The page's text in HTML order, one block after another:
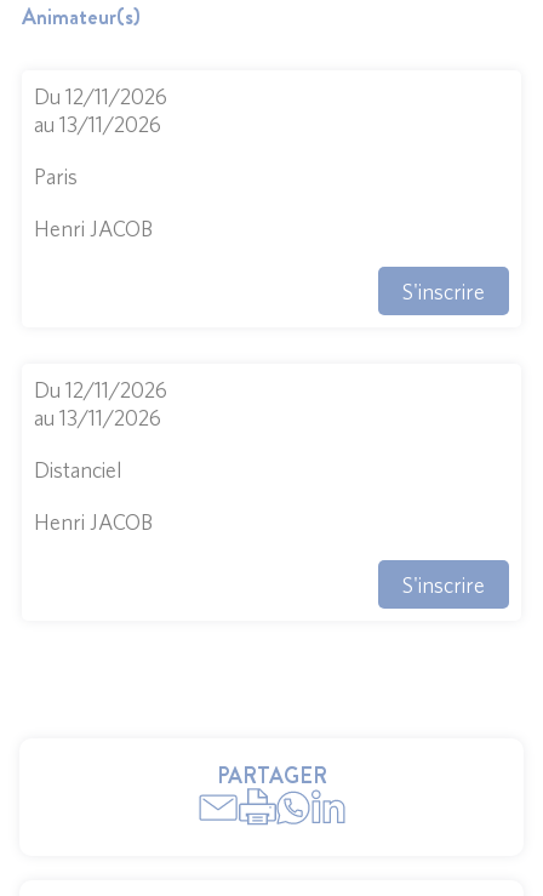
Animateur(s)
Du 12/11/2026
au 13/11/2026
Paris
Henri JACOB
S'inscrire
Du 12/11/2026
au 13/11/2026
Distanciel
Henri JACOB
S'inscrire
PARTAGER